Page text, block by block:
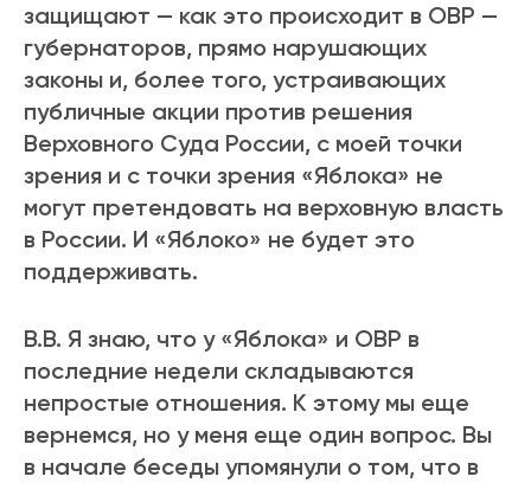
защищают — как это происходит в ОВР —
губернаторов, прямо нарушающих
законы и, более того, устраивающих
публичные акции против решения
Верховного Суда России, с моей точки
зрения и с точки зрения «Яблока» не
могут претендовать на верховную власть
в России. И «Яблоко» не будет это
поддерживать.
В.В. Я знаю, что у «Яблока» и ОВР в
последние недели складываются
непростые отношения. К этому мы еще
вернемся, но у меня еще один вопрос. Вы
в начале беседы упомянули о том, что в